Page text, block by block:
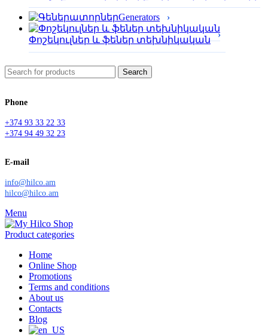
Generators
Փոշեկուլներ և ֆեներ տեխնիկական
Search
Phone
+374 93 33 22 33
+374 94 49 32 23
E-mail
info@hilco.am
hilco@hilco.am
Menu
Product categories
Home
Online Shop
Promotions
Terms and conditions
About us
Contacts
Blog